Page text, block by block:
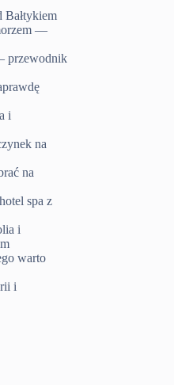
Bałtykiem
—
przewodnik
i
na
na
spa z
i
warto
i